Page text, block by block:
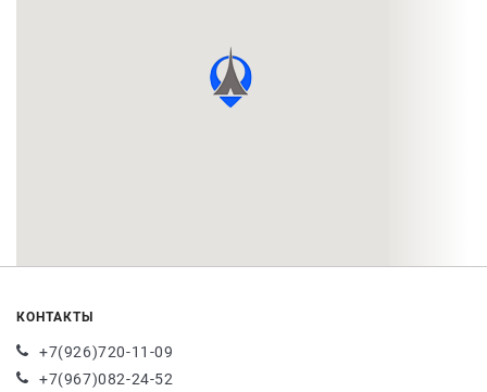
КОНТАКТЫ
+7(926)720-11-09
+7(967)082-24-52